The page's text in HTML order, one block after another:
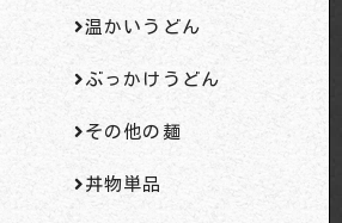
温かいうどん
ぶっかけうどん
その他の麺
丼物単品